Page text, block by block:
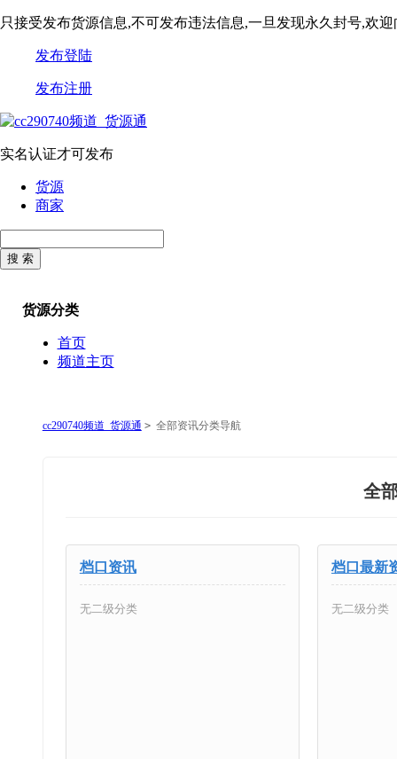
只接受发布货源信息,不可发布违法信息,一旦发现永久封号,欢
发布登陆
发布注册
实名认证才可发布
货源
商家
货源分类
首页
频道主页
cc290740频道_货源通 >全部资讯分类导航
全
档口资讯
无二级分类
档口最新
无二级分类